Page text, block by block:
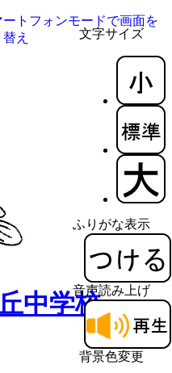
文字サイズ
ふりがな表示
音声読み上げ
背景色変更
ートフォンモードで画面を
え
中学校